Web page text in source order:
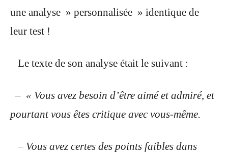
une analyse » personnalisée » identique de
leur test !
Le texte de son analyse était le suivant :
– « Vous avez besoin d’être aimé et admiré, et
pourtant vous êtes critique avec vous-même.
– Vous avez certes des points faibles dans